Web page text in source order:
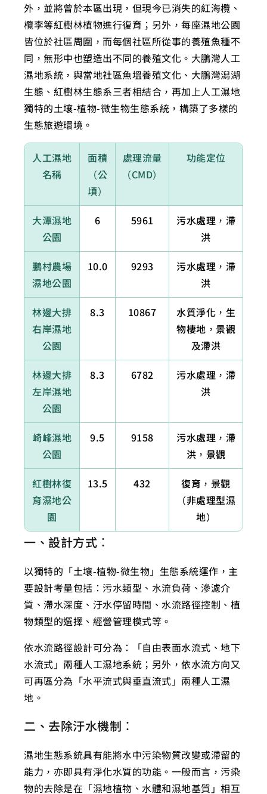
外，並將曾於本區出現，但現今已消失的紅海欖、
欖李等紅樹林植物進行復育；另外，每座濕地公園
皆位於社區周圍，而每個社區所從事的養殖魚種不
同，無形中也塑造出不同的養殖文化。大鵬灣人工
濕地系統，與當地社區魚塭養殖文化、大鵬灣潟湖
生態、紅樹林生態系三者相結合，再加上人工濕地
獨特的土壤-植物-微生物生態系統，構築了多樣的
生態旅遊環境。
人工濕地
名稱
面積
（公
頃）
處理流量
（CMD）
功能定位
大潭濕地
公園
6 5961
污水處理，滯
洪
鵬村農場
濕地公園
10.0 9293
污水處理，滯
洪
林邊大排
右岸濕地
公園
8.3 10867
水質淨化，生
物棲地，景觀
及滯洪
林邊大排
左岸濕地
公園
8.3 6782
污水處理，滯
洪
崎峰濕地
公園
9.5 9158
污水處理，滯
洪，景觀
紅樹林復
育濕地公
園
13.5 432
復育，景觀
（非處理型濕
地）
一、設計方式：
以獨特的「土壤-植物-微生物」生態系統運作，主
要設計考量包括：污水類型、水流負荷、滲濾介
質、滯水深度、汙水停留時間、水流路徑控制、植
物類型的選擇、經營管理模式等。
依水流路徑設計可分為：「自由表面水流式、地下
水流式」兩種人工濕地系統；另外，依水流方向又
可再區分為「水平流式與垂直流式」兩種人工濕
地。
二、去除汙水機制：
濕地生態系統具有能將水中污染物質改變或滯留的
能力，亦即具有淨化水質的功能。一般而言，污染
物的去除是在「濕地植物、水體和濕地基質」相互